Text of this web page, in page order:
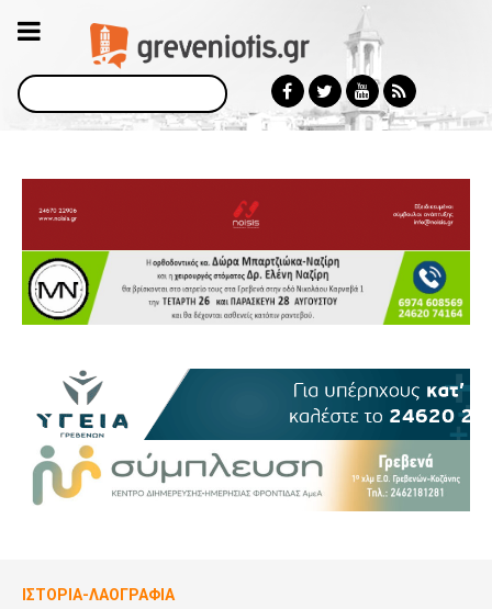
Αναζήτηση
ΙΣΤΟΡΊΑ-ΛΑΟΓΡΑΦΊΑ